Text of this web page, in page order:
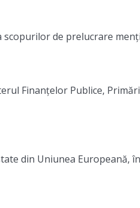
de prelucrare
Finanțelor Publice,
din Uniunea Europeană,